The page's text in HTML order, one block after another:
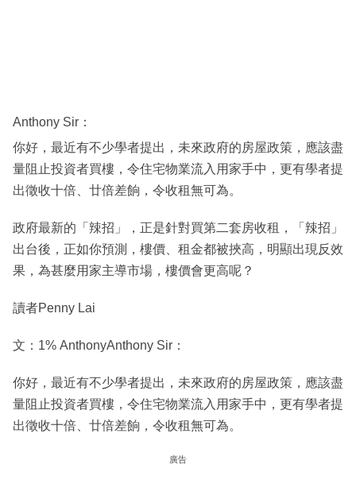
區
Anthony Sir：
你好，最近有不少學者提出，未來政府的房屋政策，應該盡
量阻止投資者買樓，令住宅物業流入用家手中，更有學者提
出徵收十倍、廿倍差餉，令收租無可為。
政府最新的「辣招」，正是針對買第二套房收租，「辣招」
出台後，正如你預測，樓價、租金都被挾高，明顯出現反效
果，為甚麼用家主導市場，樓價會更高呢？
讀者Penny Lai
文：1% AnthonyAnthony Sir：
你好，最近有不少學者提出，未來政府的房屋政策，應該盡
量阻止投資者買樓，令住宅物業流入用家手中，更有學者提
出徵收十倍、廿倍差餉，令收租無可為。
廣告